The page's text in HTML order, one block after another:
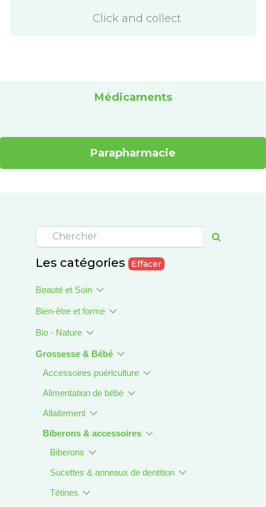
Click and collect
Médicaments
Parapharmacie
Les catégories Effacer
Beauté et Soin
Bien-être et forme
Bio - Nature
Grossesse & Bébé
Accessoires puériculture
Alimentation de bébé
Allaitement
Biberons & accessoires
Biberons
Sucettes & anneaux de dentition
Tétines